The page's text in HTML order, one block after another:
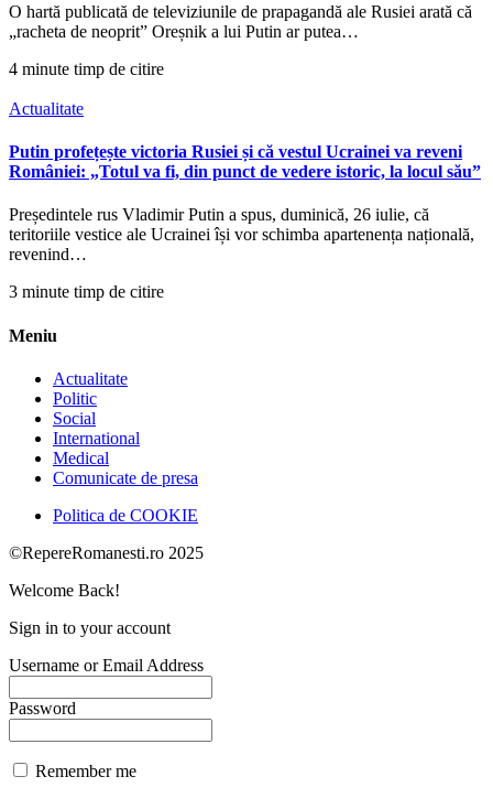
O hartă publicată de televiziunile de prapagandă ale Rusiei arată că
„racheta de neoprit” Oreșnik a lui Putin ar putea…
4 minute timp de citire
Actualitate
Putin profețește victoria Rusiei și că vestul Ucrainei va reveni
României: „Totul va fi, din punct de vedere istoric, la locul său”
Președintele rus Vladimir Putin a spus, duminică, 26 iulie, că
teritoriile vestice ale Ucrainei își vor schimba apartenența națională,
revenind…
3 minute timp de citire
Meniu
Actualitate
Politic
Social
International
Medical
Comunicate de presa
Politica de COOKIE
©RepereRomanesti.ro 2025
Welcome Back!
Sign in to your account
Username or Email Address
Password
Remember me